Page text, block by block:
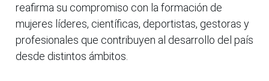
reafirma su compromiso con la formación de
mujeres líderes, científicas, deportistas, gestoras y
profesionales que contribuyen al desarrollo del país
desde distintos ámbitos.